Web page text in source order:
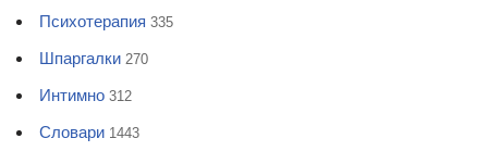
Психотерапия 335
Шпаргалки 270
Интимно 312
Словари 1443